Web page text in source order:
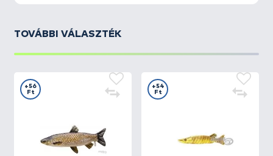
TOVÁBBI VÁLASZTÉK
+56
Ft
+54
Ft